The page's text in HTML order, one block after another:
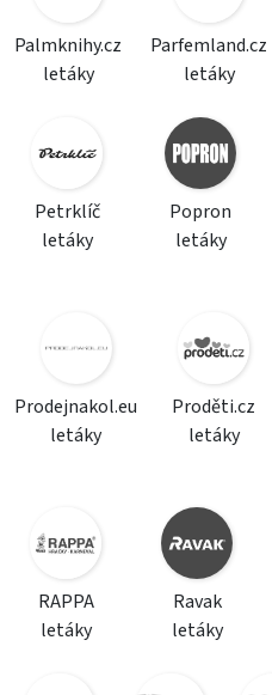
Palmknihy.cz
letáky
Parfemland.cz
letáky
Petrklíč
letáky
Popron
letáky
Prodejnakol.eu
letáky
Proděti.cz
letáky
RAPPA
letáky
Ravak
letáky